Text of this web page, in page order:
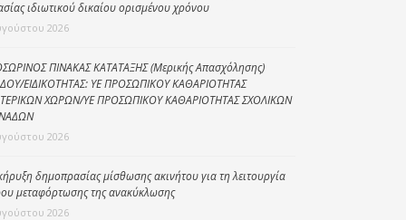
φαρμακείο
Κέντρο Ημερήσιας
Φροντίδας
Ηλικιωμένων
(Κ.Η.Φ.Η.) Πρέβεζας
ιδιωτικού δικαίου ορισμένου χρόνου
2026
ΠΙΝΑΚΑΣ ΚΑΤΑΤΑΞΗΣ (Μερικής Απασχόλησης)
ΕΙΔΙΚΟΤΗΤΑΣ: ΥΕ ΠΡΟΣΩΠΙΚΟΥ ΚΑΘΑΡΙΟΤΗΤΑΣ
ΧΩΡΩΝ/ΥΕ ΠΡΟΣΩΠΙΚΟΥ ΚΑΘΑΡΙΟΤΗΤΑΣ ΣΧΟΛΙΚΩΝ
2026
δημοπρασίας μίσθωσης ακινήτου για τη λειτουργία
μεταφόρτωσης της ανακύκλωσης
2026